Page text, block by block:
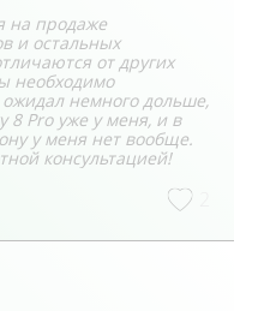
на продаже
и остальных
от других
необходимо
ожидал немного дольше,
8 Pro уже у меня, и в
у меня нет вообще.
консультацией!